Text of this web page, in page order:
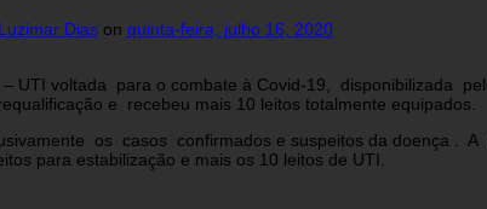
Luzimar Dias on quinta-feira, julho 16, 2020
UTI voltada para o combate à Covid-19, disponibilizada
e recebeu mais 10 leitos totalmente equipados.
os casos confirmados e suspeitos da doença .
para estabilização e mais os 10 leitos de UTI.